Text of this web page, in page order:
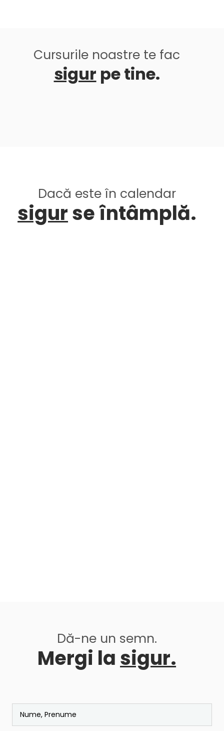
Cursurile noastre te fac
sigur pe tine.
Dacă este în calendar
sigurse întâmplă.
Dă-ne un semn.
Mergi la sigur.